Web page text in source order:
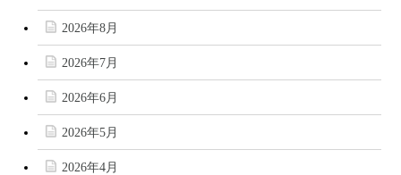
2026年8月
2026年7月
2026年6月
2026年5月
2026年4月